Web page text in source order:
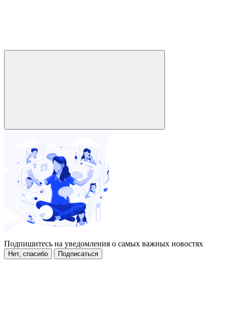
Подпишитесь на уведомления о самых важных новостях
Нет, спасибо Подписаться